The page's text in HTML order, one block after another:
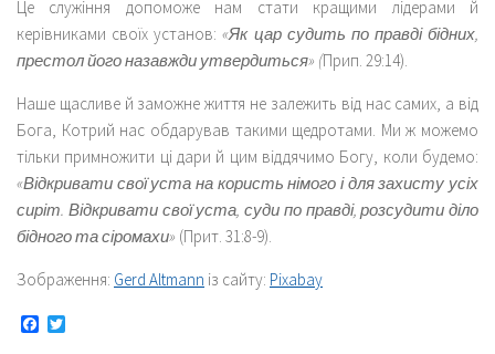
Це служіння допоможе нам стати кращими лідерами й
керівниками своїх установ:«Як цар судить по правді бідних,
престол його назавжди утвердиться» (Прип. 29:14).
Наше щасливе й заможне життя не залежить від нас самих, а від
Бога, Котрий нас обдарував такими щедротами. Ми ж можемо
тільки примножити ці дари й цим віддячимо Богу, коли будемо:
«Відкривати свої уста на користь німого і для захисту усіх
сиріт. Відкривати свої уста, суди по правді, розсудити діло
бідного та сіромахи» (Прит. 31:8-9).
Зображення: Gerd Altmann із сайту: Pixabay
Facebook